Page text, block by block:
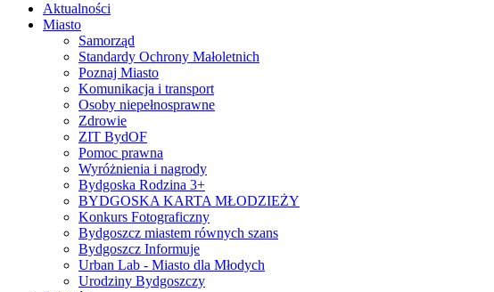
Aktualności
Miasto
Samorząd
Standardy Ochrony Małoletnich
Poznaj Miasto
Komunikacja i transport
Osoby niepełnosprawne
Zdrowie
ZIT BydOF
Pomoc prawna
Wyróżnienia i nagrody
Bydgoska Rodzina 3+
BYDGOSKA KARTA MŁODZIEŻY
Konkurs Fotograficzny
Bydgoszcz miastem równych szans
Bydgoszcz Informuje
Urban Lab - Miasto dla Młodych
Urodziny Bydgoszczy